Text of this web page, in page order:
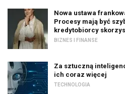
Nowa ustawa
Procesy mają być
kredytobiorcy
BIZNES I FINANSE
Za sztuczną
ich coraz więcej
TECHNOLOGIA